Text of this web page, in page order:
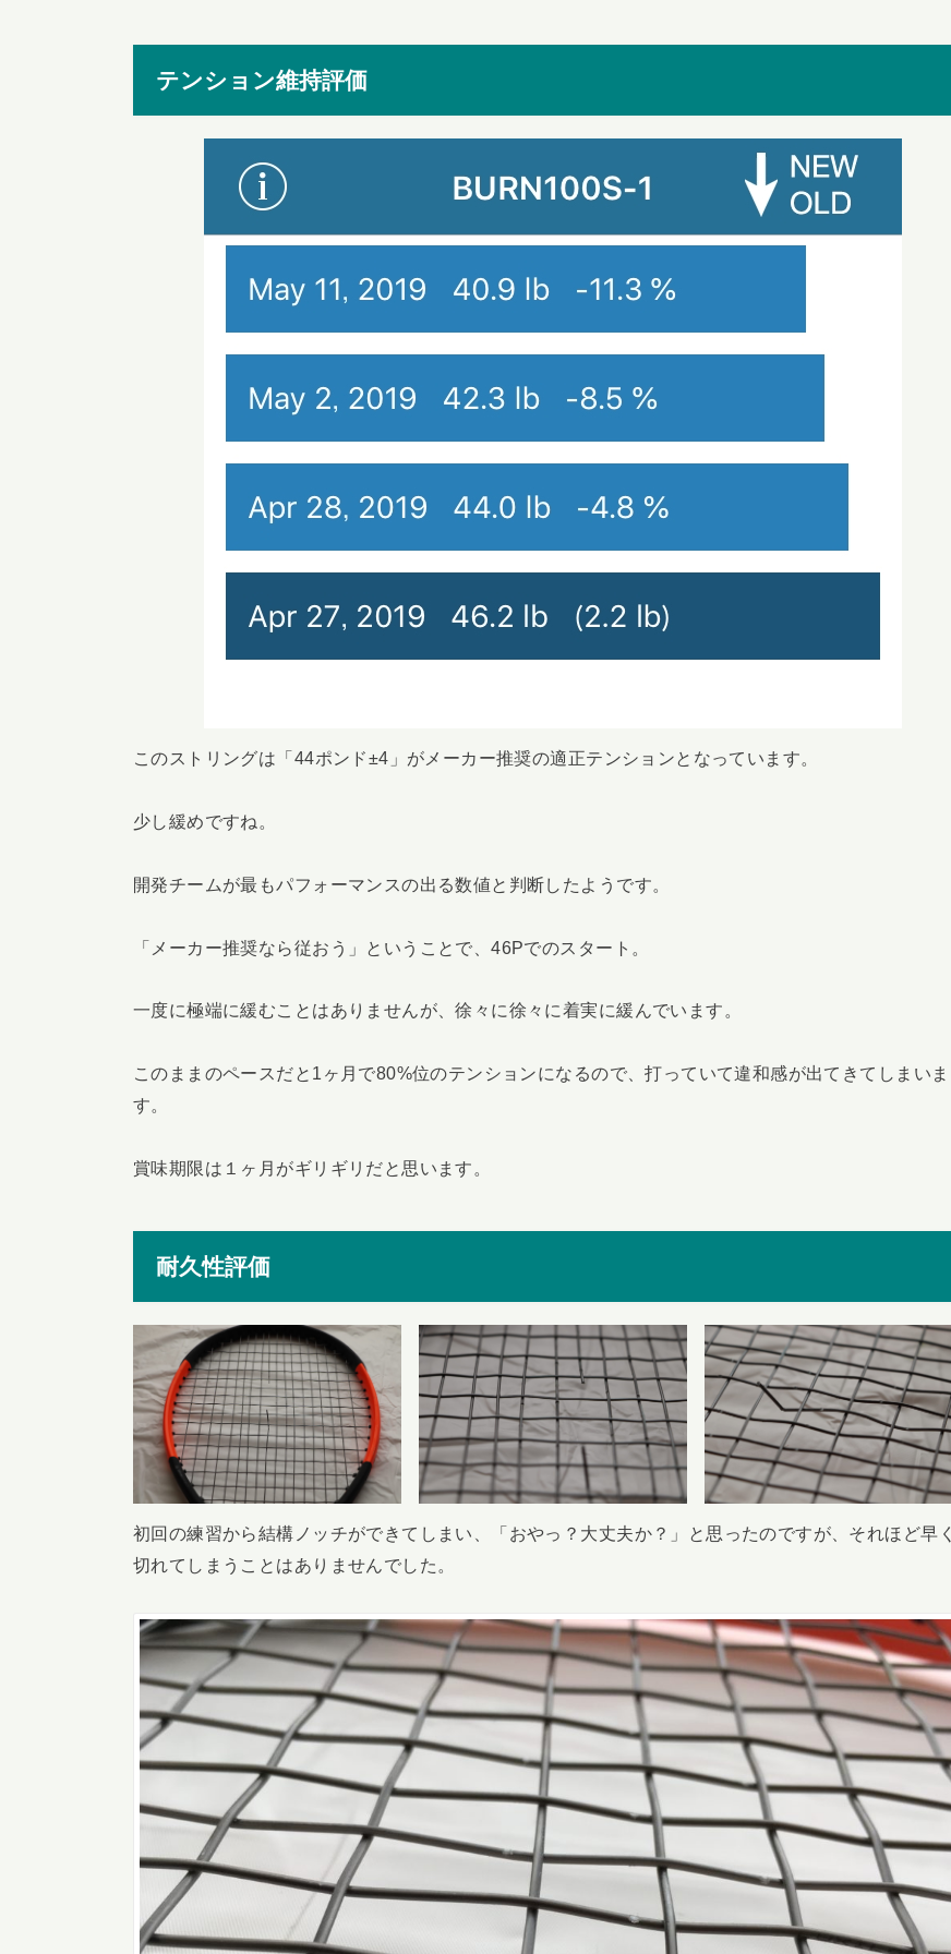
テンション維持評価
このストリングは「44ポンド±4」がメーカー推奨の適正テンションとなっています。
少し緩めですね。
開発チームが最もパフォーマンスの出る数値と判断したようです。
「メーカー推奨なら従おう」ということで、46Pでのスタート。
一度に極端に緩むことはありませんが、徐々に徐々に着実に緩んでいます。
このままのペースだと1ヶ月で80%位のテンションになるので、打っていて違和感が出てきてしまいま
す。
賞味期限は１ヶ月がギリギリだと思います。
耐久性評価
初回の練習から結構ノッチができてしまい、「おやっ？大丈夫か？」と思ったのですが、それほど早く
切れてしまうことはありませんでした。